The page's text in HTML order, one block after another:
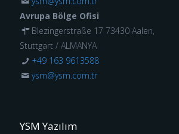
Avrupa Bölge Ofisi
Blezingerstraße 17 73430 Aalen,
Stuttgart / ALMANYA
+49 163 9613588
ysm@ysm.com.tr
YSM Yazılım